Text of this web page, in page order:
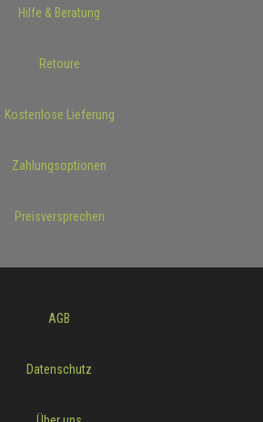
Hilfe & Beratung
Retoure
Kostenlose Lieferung
Zahlungsoptionen
Preisversprechen
AGB
Datenschutz